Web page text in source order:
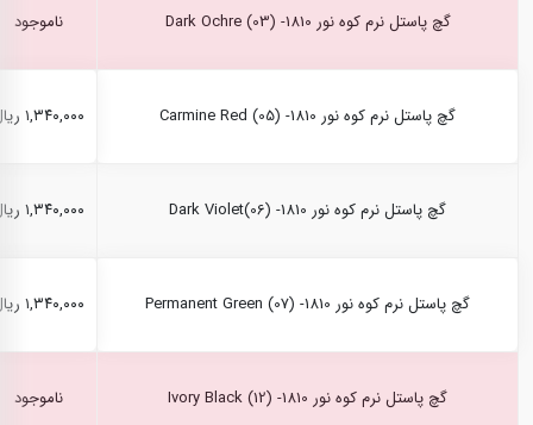
گچ پاستل نرم کوه نور Dark Ochre (03) -1810 ناموجود
گچ پاستل نرم کوه نور Carmine Red (05) -1810 ۱,۳۴۰,۰۰۰ ریال
گچ پاستل نرم کوه نور Dark Violet(06) -1810 ۱,۳۴۰,۰۰۰ ریال
گچ پاستل نرم کوه نور Permanent Green (07) -1810 ۱,۳۴۰,۰۰۰ ریال
گچ پاستل نرم کوه نور Ivory Black (12) -1810 ناموجود